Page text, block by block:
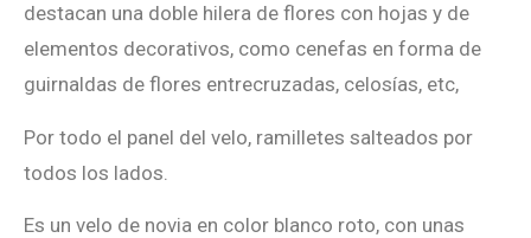
destacan una doble hilera de flores con hojas y de
elementos decorativos, como cenefas en forma de
guirnaldas de flores entrecruzadas, celosías, etc,
Por todo el panel del velo, ramilletes salteados por
todos los lados.
Es un velo de novia en color blanco roto, con unas